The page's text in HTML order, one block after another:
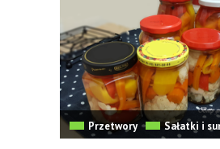
Przetwory Sałatki i